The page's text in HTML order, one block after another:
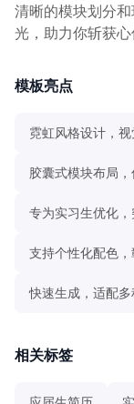
清晰的模块划分
光，助力你斩获心
模板亮点
霓虹风格设计，
胶囊式模块布局
专为实习生优化
支持个性化配色
快速生成，适配
相关标签